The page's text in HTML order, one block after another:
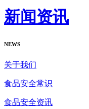
新闻资讯
NEWS
关于我们
食品安全常识
食品安全资讯